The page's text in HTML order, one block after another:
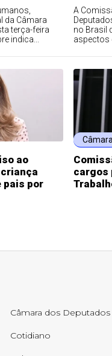
da Câmara
terça-feira
indica...
A
no Brasil
aspectos
ao
pais por
Câmara
cargos
Câmara dos Deputados
Cotidiano